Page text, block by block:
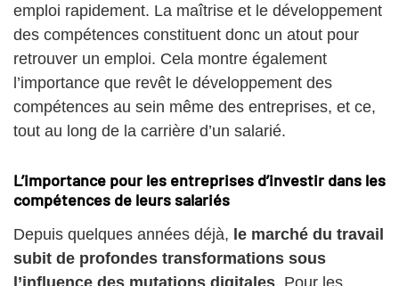
emploi rapidement. La maîtrise et le développement
des compétences constituent donc un atout pour
retrouver un emploi. Cela montre également
l’importance que revêt le développement des
compétences au sein même des entreprises, et ce,
tout au long de la carrière d’un salarié.
L’importance pour les entreprises d’investir dans les
compétences de leurs salariés
Depuis quelques années déjà, le marché du travail
subit de profondes transformations sous
l’influence des mutations digitales. Pour les